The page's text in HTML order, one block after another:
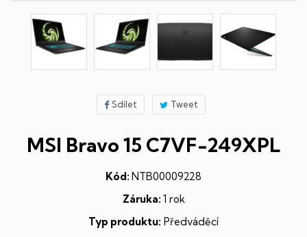
Sdílet Tweet
MSI Bravo 15 C7VF-249XPL
Kód: NTB00009228
Záruka: 1 rok
Typ produktu: Předváděcí